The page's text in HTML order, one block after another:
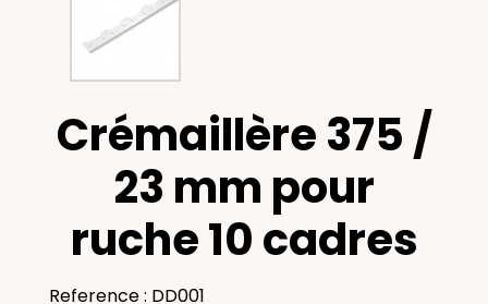
Crémaillère 375 /
23 mm pour
ruche 10 cadres
Reference : DD001